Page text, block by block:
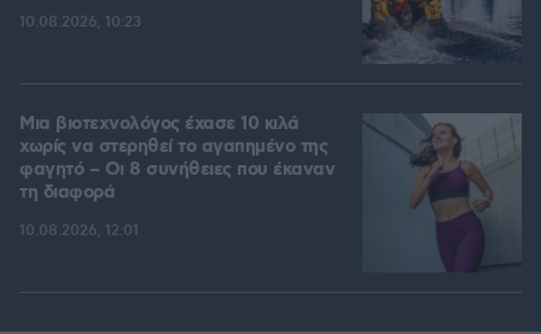
10.08.2026, 10:23
Μια βιοτεχνολόγος έχασε 10 κιλά
χωρίς να στερηθεί το αγαπημένο της
φαγητό – Οι 8 συνήθειες που έκαναν
τη διαφορά
10.08.2026, 12:01